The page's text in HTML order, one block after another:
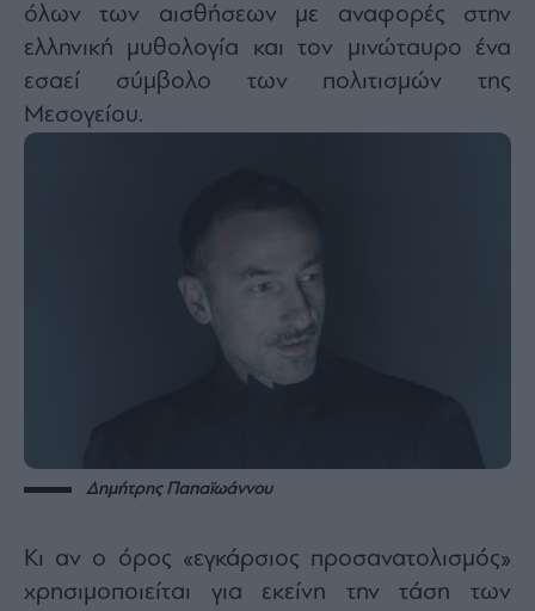
όλων των αισθήσεων με αναφορές στην
ελληνική μυθολογία και τον μινώταυρο ένα
εσαεί σύμβολο των πολιτισμών της
Μεσογείου.
Δημήτρης Παπαϊωάννου
Κι αν ο όρος «εγκάρσιος προσανατολισμός»
χρησιμοποιείται για εκείνη την τάση των